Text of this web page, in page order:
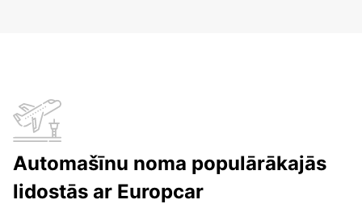
Automašīnu noma populārākajās
lidostās ar Europcar